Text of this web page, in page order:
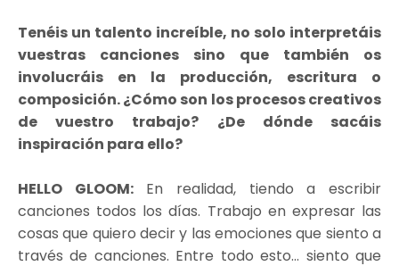
Tenéis un talento increíble, no solo interpretáis
vuestras canciones sino que también os
involucráis en la producción, escritura o
composición. ¿Cómo son los procesos creativos
de vuestro trabajo? ¿De dónde sacáis
inspiración para ello?
HELLO GLOOM:En realidad, tiendo a escribir
canciones todos los días. Trabajo en expresar las
cosas que quiero decir y las emociones que siento a
través de canciones. Entre todo esto... siento que